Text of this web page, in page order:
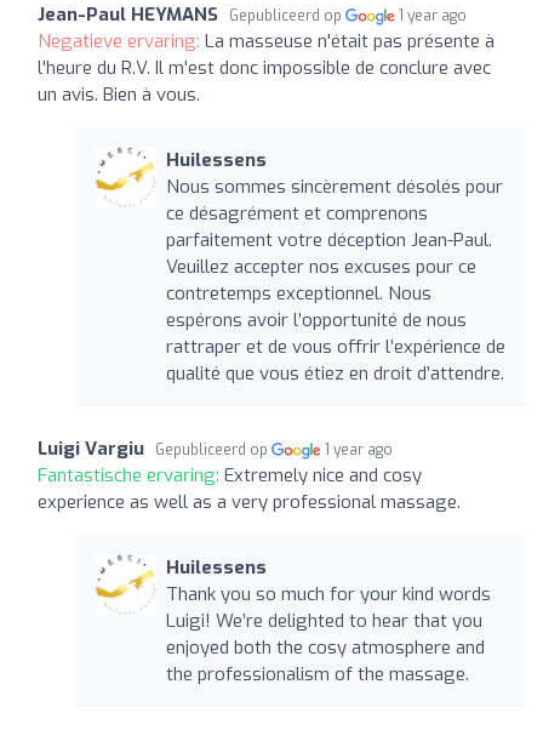
Jean-Paul HEYMANS Gepubliceerd op 1 year ago
Negatieve ervaring: La masseuse n'était pas présente à
l'heure du R.V. Il m'est donc impossible de conclure avec
un avis. Bien à vous.
Huilessens
Nous sommes sincèrement désolés pour
ce désagrément et comprenons
parfaitement votre déception Jean-Paul.
Veuillez accepter nos excuses pour ce
contretemps exceptionnel. Nous
espérons avoir l’opportunité de nous
rattraper et de vous offrir l’expérience de
qualité que vous étiez en droit d’attendre.
Luigi Vargiu Gepubliceerd op 1 year ago
Fantastische ervaring: Extremely nice and cosy
experience as well as a very professional massage.
Huilessens
Thank you so much for your kind words
Luigi! We’re delighted to hear that you
enjoyed both the cosy atmosphere and
the professionalism of the massage.